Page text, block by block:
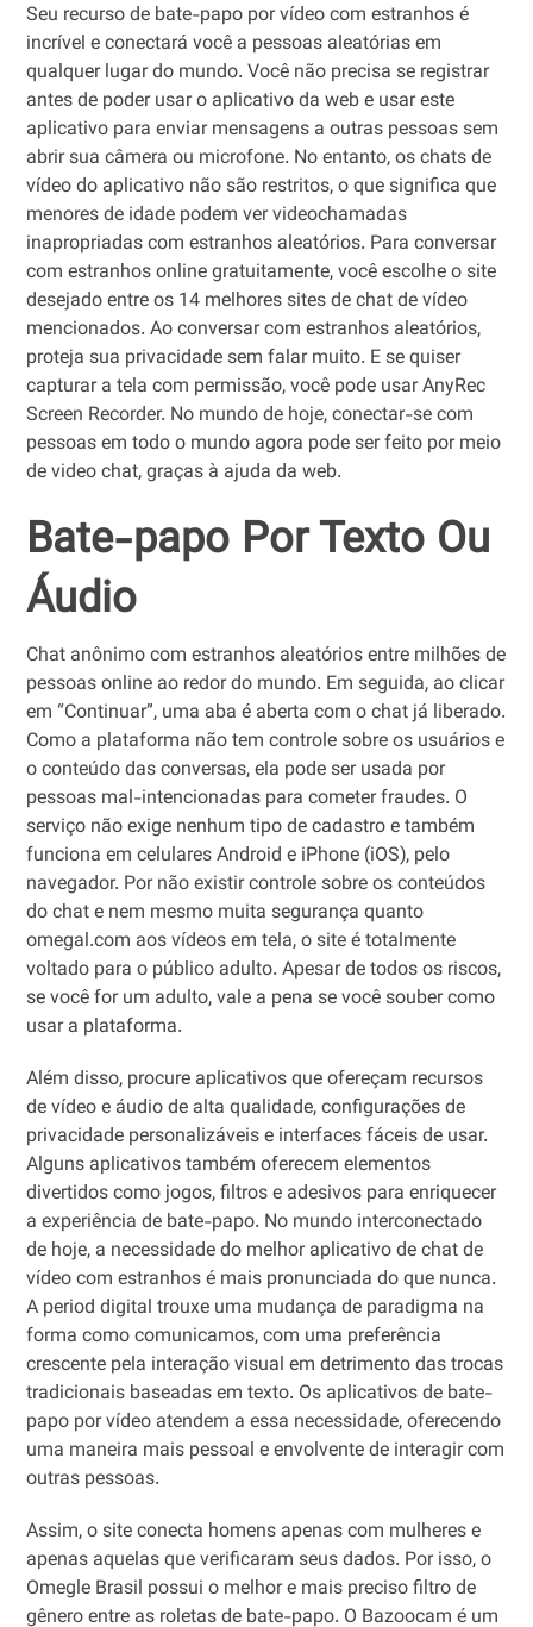
Seu recurso de bate-papo por vídeo com estranhos é
incrível e conectará você a pessoas aleatórias em
qualquer lugar do mundo. Você não precisa se registrar
antes de poder usar o aplicativo da web e usar este
aplicativo para enviar mensagens a outras pessoas sem
abrir sua câmera ou microfone. No entanto, os chats de
vídeo do aplicativo não são restritos, o que significa que
menores de idade podem ver videochamadas
inapropriadas com estranhos aleatórios. Para conversar
com estranhos online gratuitamente, você escolhe o site
desejado entre os 14 melhores sites de chat de vídeo
mencionados. Ao conversar com estranhos aleatórios,
proteja sua privacidade sem falar muito. E se quiser
capturar a tela com permissão, você pode usar AnyRec
Screen Recorder. No mundo de hoje, conectar-se com
pessoas em todo o mundo agora pode ser feito por meio
de video chat, graças à ajuda da web.
Bate-papo Por Texto Ou
Áudio
Chat anônimo com estranhos aleatórios entre milhões de
pessoas online ao redor do mundo. Em seguida, ao clicar
em “Continuar”, uma aba é aberta com o chat já liberado.
Como a plataforma não tem controle sobre os usuários e
o conteúdo das conversas, ela pode ser usada por
pessoas mal-intencionadas para cometer fraudes. O
serviço não exige nenhum tipo de cadastro e também
funciona em celulares Android e iPhone (iOS), pelo
navegador. Por não existir controle sobre os conteúdos
do chat e nem mesmo muita segurança quanto
omegal.com aos vídeos em tela, o site é totalmente
voltado para o público adulto. Apesar de todos os riscos,
se você for um adulto, vale a pena se você souber como
usar a plataforma.
Além disso, procure aplicativos que ofereçam recursos
de vídeo e áudio de alta qualidade, configurações de
privacidade personalizáveis ​​e interfaces fáceis de usar.
Alguns aplicativos também oferecem elementos
divertidos como jogos, filtros e adesivos para enriquecer
a experiência de bate-papo. No mundo interconectado
de hoje, a necessidade do melhor aplicativo de chat de
vídeo com estranhos é mais pronunciada do que nunca.
A period digital trouxe uma mudança de paradigma na
forma como comunicamos, com uma preferência
crescente pela interação visual em detrimento das trocas
tradicionais baseadas em texto. Os aplicativos de bate-
papo por vídeo atendem a essa necessidade, oferecendo
uma maneira mais pessoal e envolvente de interagir com
outras pessoas.
Assim, o site conecta homens apenas com mulheres e
apenas aquelas que verificaram seus dados. Por isso, o
Omegle Brasil possui o melhor e mais preciso filtro de
gênero entre as roletas de bate-papo. O Bazoocam é um